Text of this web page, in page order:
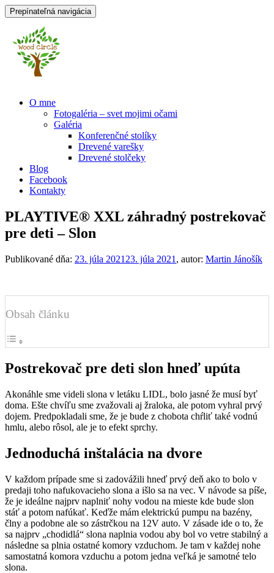
Prepínateľná navigácia
Prejsť
O mne
Fotogaléria – svet mojimi očami
Galéria
Konferenčné stolíky
Drevené varešky
Drevené stolčeky
Blog
Facebook
Kontakty
PLAYTIVE® XXL záhradný postrekovač
pre deti – Slon
Publikované dňa: 23. júla 2021 23. júla 2021 , autor: Martin Jánošík
Obsah článku
Postrekovač pre deti slon hneď upúta
Akonáhle sme videli slona v letáku LIDL, bolo jasné že musí byť
doma. Ešte chvíľu sme zvažovali aj žraloka, ale potom vyhral prvý
dojem. Predpokladali sme, že je bude z chobota chŕliť také vodnú
hmlu, alebo rôsol, ale je to efekt sprchy.
Jednoduchá inštalácia na dvore
V každom prípade sme si zadovážili hneď prvý deň ako to bolo v
predaji toho nafukovacieho slona a išlo sa na vec. V návode sa píše,
že je ideálne najprv naplniť nohy vodou na mieste kde bude slon
stáť a potom nafúkať. Keďže mám elektrickú pumpu na bazény,
člny a podobne ale so zástrčkou na 12V auto. V zásade ide o to, že
sa najprv „chodidlá“ slona naplnia vodou aby bol vo vetre stabilný a
následne sa plnia ostatné komory vzduchom. Je tam v každej nohe
samostatná komora vzduchu a potom jedna veľká je samotné telo
slona.